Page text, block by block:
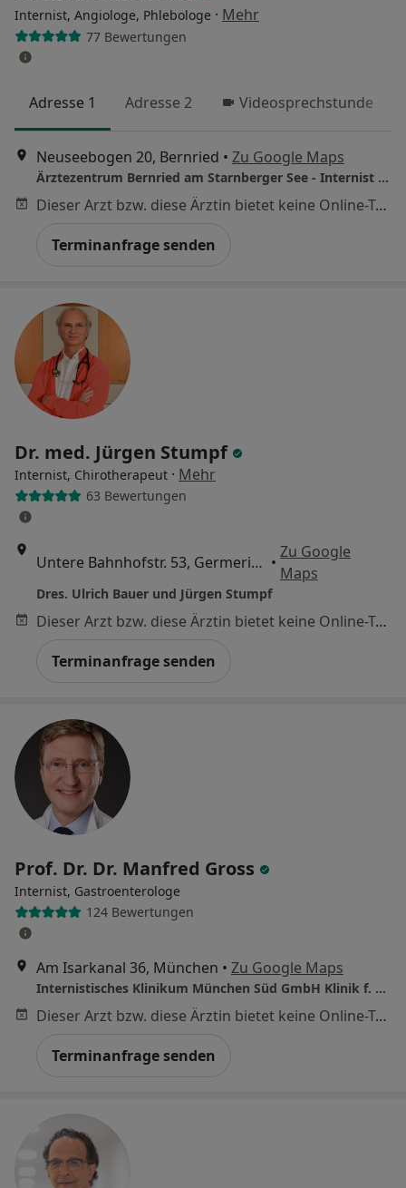
Internist, Angiologe, Phlebologe · Mehr
77 Bewertungen
Adresse 1 Adresse 2 Videosprechstunde
Neuseebogen 20, Bernried • Zu Google Maps
Ärztezentrum Bernried am Starnberger See - Internist - Angiologe
Dieser Arzt bzw. diese Ärztin bietet keine Online-Terminbuchung an diesem Standort an.
Terminanfrage senden
Dr. med. Jürgen Stumpf
Internist, Chirotherapeut · Mehr
63 Bewertungen
Untere Bahnhofstr. 53, Germering •
Zu Google
Maps
Dres. Ulrich Bauer und Jürgen Stumpf
Dieser Arzt bzw. diese Ärztin bietet keine Online-Terminbuchung an diesem Standort an.
Terminanfrage senden
Prof. Dr. Dr. Manfred Gross
Internist, Gastroenterologe
124 Bewertungen
Am Isarkanal 36, München • Zu Google Maps
Internistisches Klinikum München Süd GmbH Klinik f. Allg. Innere Medizin und Gastroenterologie
Dieser Arzt bzw. diese Ärztin bietet keine Online-Terminbuchung an diesem Standort an.
Terminanfrage senden